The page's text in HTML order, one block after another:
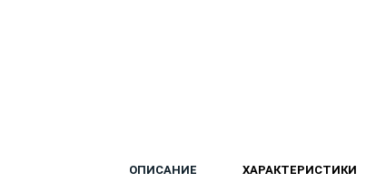
ОПИСАНИЕ ХАРАКТЕРИСТИКИ